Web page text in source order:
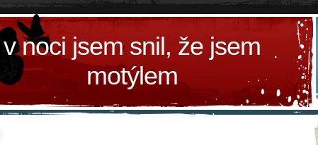
v noci jsem snil, že jsem
motýlem